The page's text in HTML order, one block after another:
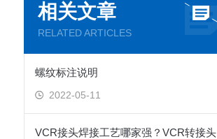
相关文章
RELATED ARTICLES
螺纹标注说明
2022-05-11
VCR接头焊接工艺哪家强？VCR转接头